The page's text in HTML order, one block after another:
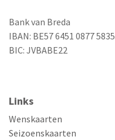
Bank van Breda
IBAN: BE57 6451 0877 5835
BIC: JVBABE22
Links
Wenskaarten
Seizoenskaarten